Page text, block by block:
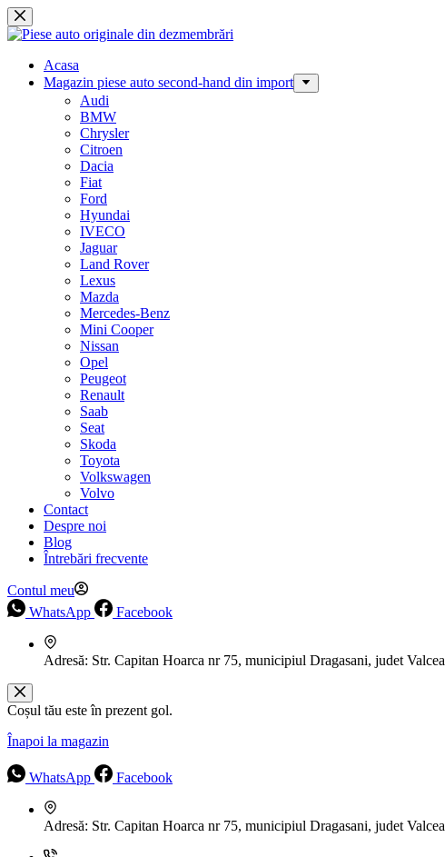
Sari
la
Acasa
Magazin piese auto second-hand din import
Audi
BMW
Chrysler
Citroen
Dacia
Fiat
Ford
Hyundai
IVECO
Jaguar
Land Rover
Lexus
Mazda
Mercedes-Benz
Mini Cooper
Nissan
Opel
Peugeot
Renault
Saab
Seat
Skoda
Toyota
Volkswagen
Volvo
Contact
Despre noi
Blog
Întrebări frecvente
Contul meu
WhatsApp
Facebook
Adresă: Str. Capitan Hoarca nr 75, municipiul Dragasani, judet Valcea
Coșul tău este în prezent gol.
Înapoi la magazin
WhatsApp Facebook
Adresă: Str. Capitan Hoarca nr 75, municipiul Dragasani, judet Valcea